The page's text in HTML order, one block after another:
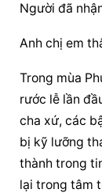
Người đã
Anh chị em
Trong mùa
rước lễ lần
cha xứ, các
bị kỹ lưỡng
thành trong
lại trong tâm